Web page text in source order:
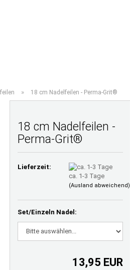
» 18 cm Nadelfeilen - Perma-Grit®
18 cm Nadelfeilen -
Perma-Grit®
Lieferzeit:
ca. 1-3 Tage
(Ausland abweichend)
Set/Einzeln Nadel:
13,95 EUR